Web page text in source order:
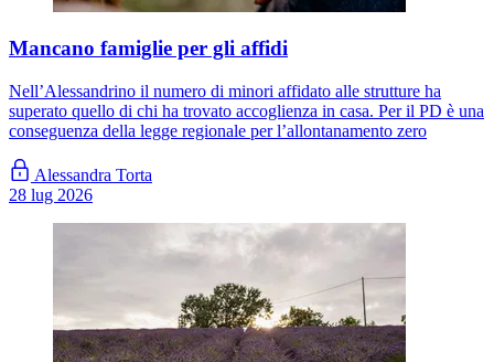
Mancano famiglie per gli affidi
Nell’Alessandrino il numero di minori affidato alle strutture ha
superato quello di chi ha trovato accoglienza in casa. Per il PD è una
conseguenza della legge regionale per l’allontanamento zero
Alessandra Torta
28 lug 2026